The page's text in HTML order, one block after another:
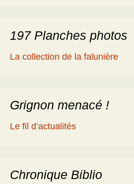
197 Planches photos
La collection de la falunière
Grignon menacé !
Le fil d’actualités
Chronique Biblio